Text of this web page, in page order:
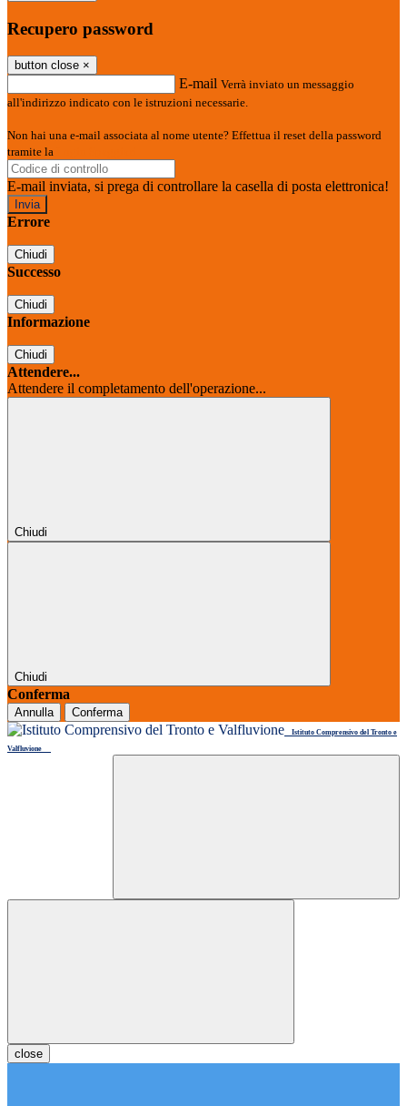
Recupero password
button close ×
E-mail Verrà inviato un messaggio
all'indirizzo indicato con le istruzioni necessarie.
Non hai una e-mail associata al nome utente? Effettua il reset della password
tramite la
E-mail inviata, si prega di controllare la casella di posta elettronica!
Errore
Chiudi
Successo
Chiudi
Informazione
Chiudi
Attendere...
Attendere il completamento dell'operazione...
Chiudi
Chiudi
Conferma
Annulla Conferma
Istituto Comprensivo del Tronto e
Valfluvione
close